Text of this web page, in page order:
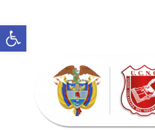
Abrir barra de herramientas